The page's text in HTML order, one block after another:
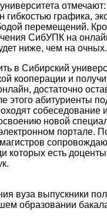
отмечают:
гибкостью графика,
перемещений.
СибУПК на
ниже, чем на очных.
в Сибирский
кооперации и
достаточно
этого абитуриенты
собеседование и
новой
портале.
которых есть
вуза выпускники
образовании